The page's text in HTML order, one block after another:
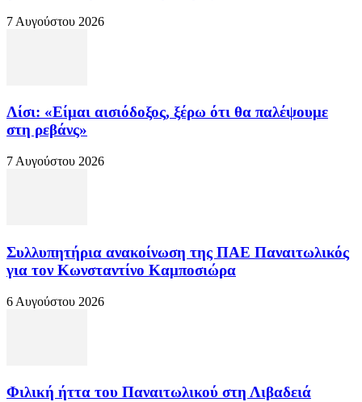
7 Αυγούστου 2026
Λίσι: «Είμαι αισιόδοξος, ξέρω ότι θα παλέψουμε
στη ρεβάνς»
7 Αυγούστου 2026
Συλλυπητήρια ανακοίνωση της ΠΑΕ Παναιτωλικός
για τον Κωνσταντίνο Καμποσιώρα
6 Αυγούστου 2026
Φιλική ήττα του Παναιτωλικού στη Λιβαδειά